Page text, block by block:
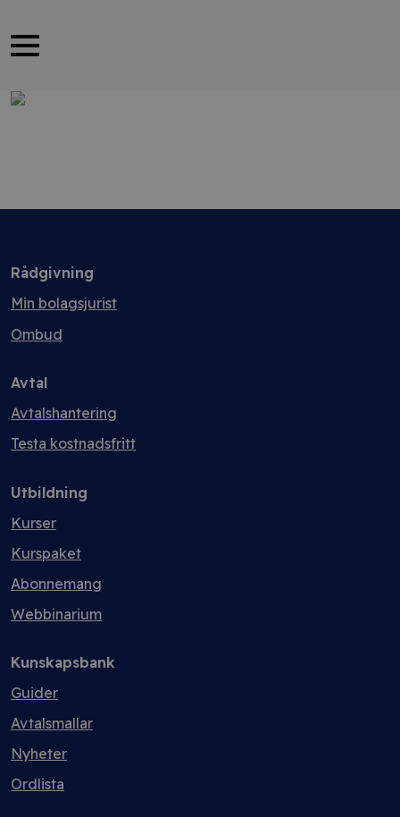
Rådgivning
Min bolagsjurist
Ombud
Avtal
Avtalshantering
Testa kostnadsfritt
Utbildning
Kurser
Kurspaket
Abonnemang
Webbinarium
Kunskapsbank
Guider
Avtalsmallar
Nyheter
Ordlista